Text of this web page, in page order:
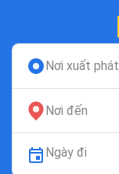
Nơi xuất phát
Nơi đến
Ngày đi